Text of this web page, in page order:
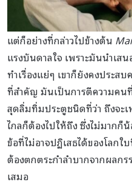
แต่ก็อย่างที่กล่าวไปข้างต้น
แรงบันดาลใจ เพราะมันนำเส
ทำเรื่องแย่ๆ เขาก็ยังคงประส
ที่สำคัญ มันเป็นการตีความคน
สุดลิ่มทิ่มประตูชนิดที่ว่า ถึงจะ
ไกลก็ต้องไปให้ถึง ซึ่งไม่มากก็
ข้อที่ไม่อาจปฏิเสธได้ของโลก
ต้องตกตระกำลำบากจากผลก
เสมอ